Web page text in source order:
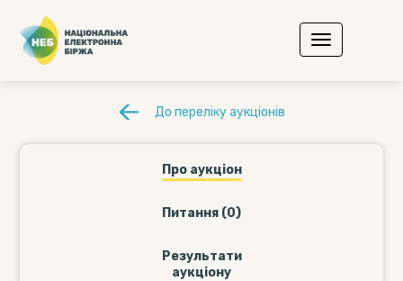
До переліку аукціонів
Про аукціон
Питання (0)
Результати
аукціону